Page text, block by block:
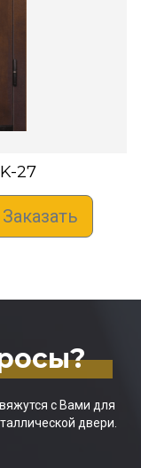
27
Заказать
с Вами для
двери.